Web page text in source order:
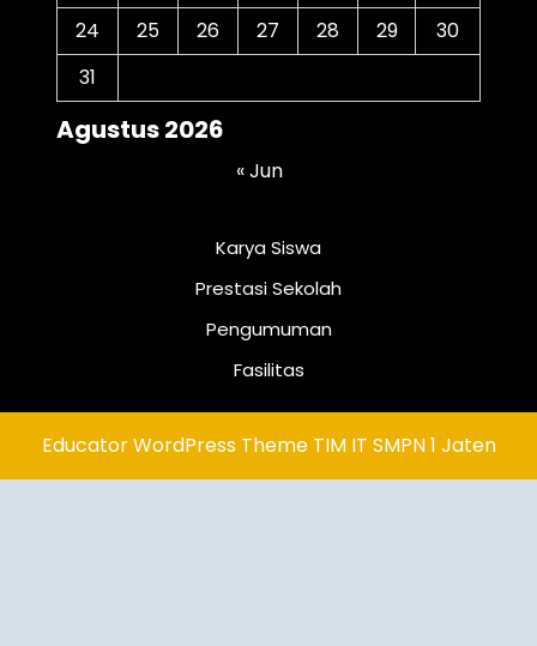
Agustus 2026
24
25 26 27 28 29
30
31
« Jun
Karya Siswa
Prestasi Sekolah
Pengumuman
Fasilitas
Educator WordPress ThemeTIM IT SMPN 1 Jaten